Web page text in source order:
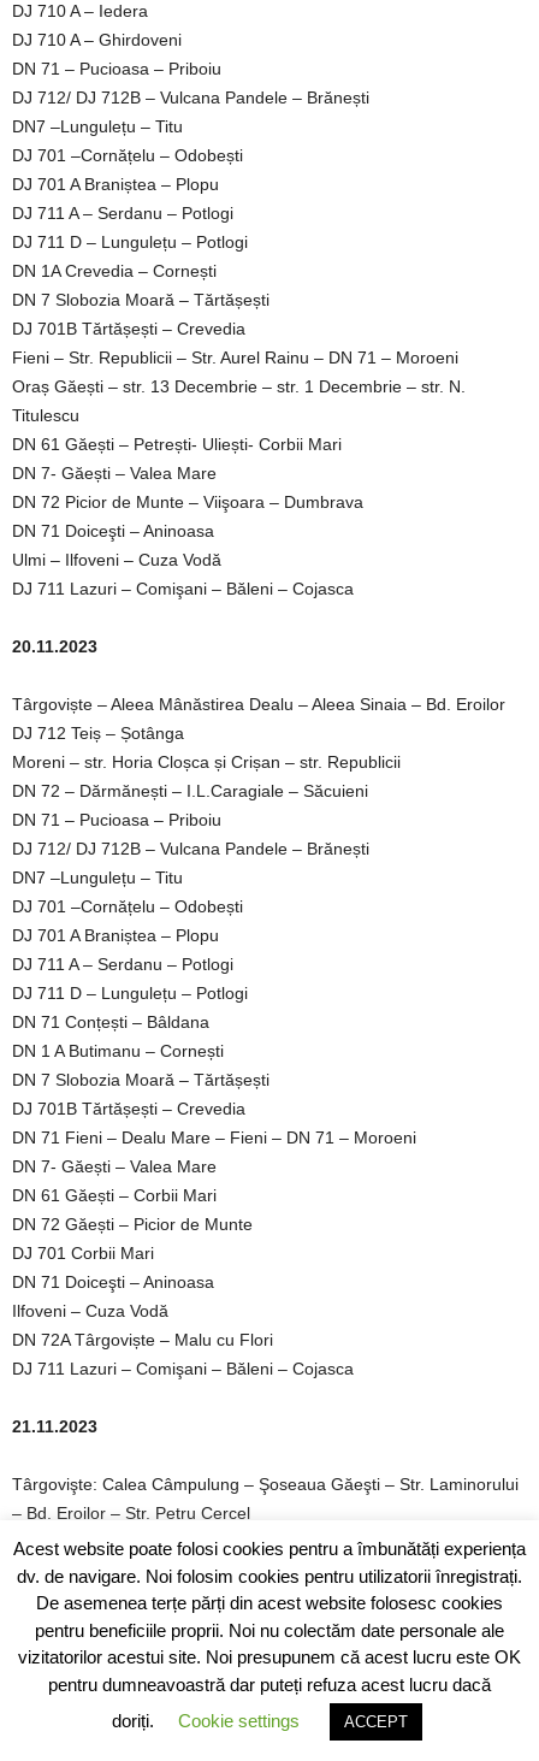
DJ 710 A – Iedera
DJ 710 A – Ghirdoveni
DN 71 – Pucioasa – Priboiu
DJ 712/ DJ 712B – Vulcana Pandele – Brănești
DN7 –Lungulețu – Titu
DJ 701 –Cornățelu – Odobești
DJ 701 A Braniștea – Plopu
DJ 711 A – Serdanu – Potlogi
DJ 711 D – Lungulețu – Potlogi
DN 1A Crevedia – Cornești
DN 7 Slobozia Moară – Tărtășești
DJ 701B Tărtășești – Crevedia
Fieni – Str. Republicii – Str. Aurel Rainu – DN 71 – Moroeni
Oraș Găești – str. 13 Decembrie – str. 1 Decembrie – str. N.
Titulescu
DN 61 Găești – Petrești- Uliești- Corbii Mari
DN 7- Găești – Valea Mare
DN 72 Picior de Munte – Viişoara – Dumbrava
DN 71 Doiceşti – Aninoasa
Ulmi – Ilfoveni – Cuza Vodă
DJ 711 Lazuri – Comişani – Băleni – Cojasca
20.11.2023
Târgoviște – Aleea Mânăstirea Dealu – Aleea Sinaia – Bd. Eroilor
DJ 712 Teiș – Șotânga
Moreni – str. Horia Cloșca și Crișan – str. Republicii
DN 72 – Dărmănești – I.L.Caragiale – Săcuieni
DN 71 – Pucioasa – Priboiu
DJ 712/ DJ 712B – Vulcana Pandele – Brănești
DN7 –Lungulețu – Titu
DJ 701 –Cornățelu – Odobești
DJ 701 A Braniștea – Plopu
DJ 711 A – Serdanu – Potlogi
DJ 711 D – Lungulețu – Potlogi
DN 71 Conțești – Bâldana
DN 1 A Butimanu – Cornești
DN 7 Slobozia Moară – Tărtășești
DJ 701B Tărtășești – Crevedia
DN 71 Fieni – Dealu Mare – Fieni – DN 71 – Moroeni
DN 7- Găești – Valea Mare
DN 61 Găești – Corbii Mari
DN 72 Găești – Picior de Munte
DJ 701 Corbii Mari
DN 71 Doiceşti – Aninoasa
Ilfoveni – Cuza Vodă
DN 72A Târgoviște – Malu cu Flori
DJ 711 Lazuri – Comişani – Băleni – Cojasca
21.11.2023
Târgovişte: Calea Câmpulung – Şoseaua Găeşti – Str. Laminorului
– Bd. Eroilor – Str. Petru Cercel
DJ 721 Văcăreşti – Perşinari
DJ 722 Văcăreşti – Cazaci – Nucet
DJ 710A – Iedera
Bld. 22 Decembrie 1989 – str. Republicii
DN 71 – Pucioasa – Priboiu
DJ 712/ DJ 712B – Vulcana Pandele – Brănești
DN7 –Lungulețu – Titu
Acest website poate folosi cookies pentru a îmbunătăți experiența
dv. de navigare. Noi folosim cookies pentru utilizatorii înregistrați.
De asemenea terțe părți din acest website folosesc cookies
pentru beneficiile proprii. Noi nu colectăm date personale ale
vizitatorilor acestui site. Noi presupunem că acest lucru este OK
pentru dumneavoastră dar puteți refuza acest lucru dacă
doriți.
Cookie settings ACCEPT